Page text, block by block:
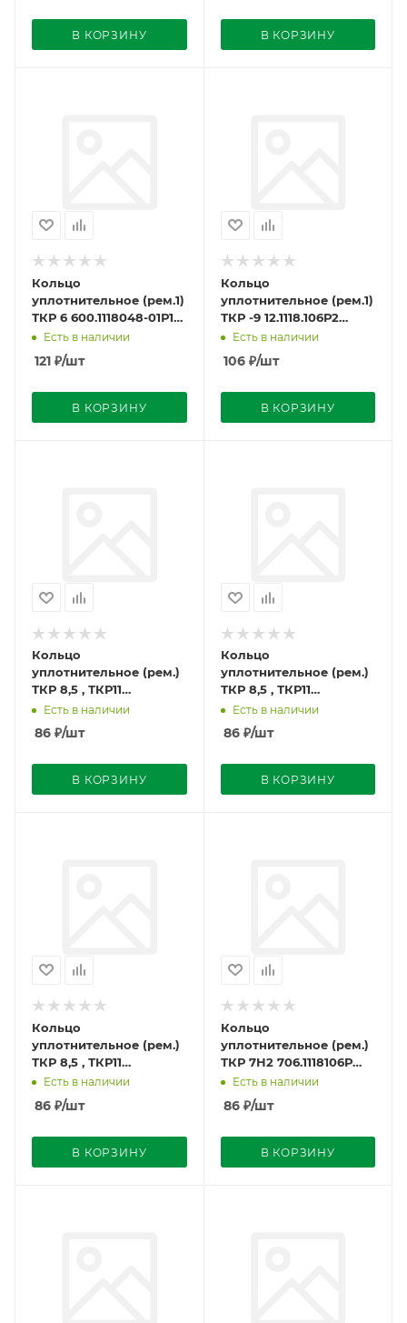
В КОРЗИНУ В КОРЗИНУ
Кольцо
уплотнительное (рем.1)
ТКР 6 600.1118048-01Р1
(18,0х1,6х1,12) г.Могилёв
Есть в наличии
121 ₽/шт
В КОРЗИНУ
Кольцо
уплотнительное (рем.1)
ТКР -9 12.1118.106Р2
(22,48х1,8х1,25)
г.Могилёв
Есть в наличии
106₽/шт
В КОРЗИНУ
Кольцо
уплотнительное (рем.)
ТКР 8,5 , ТКР11
111.301.23.20-Р
(29.6х2,2х1,5) г.Могилёв
Есть в наличии
86 ₽/шт
В КОРЗИНУ
Кольцо
уплотнительное (рем.)
ТКР 8,5 , ТКР11
11.301.23.00Р
(30.0х1,9х1,7) г.Могилёв
Есть в наличии
86₽/шт
В КОРЗИНУ
Кольцо
уплотнительное (рем.)
ТКР 8,5 , ТКР11
11.301.23.00Р
(30.0х1,8х1,7) г.Могилёв
Есть в наличии
86 ₽/шт
В КОРЗИНУ
Кольцо
уплотнительное (рем.)
ТКР 7Н2 706.1118106Р
(23,5х1,8х1,45)
г.Могилёв
Есть в наличии
86₽/шт
В КОРЗИНУ